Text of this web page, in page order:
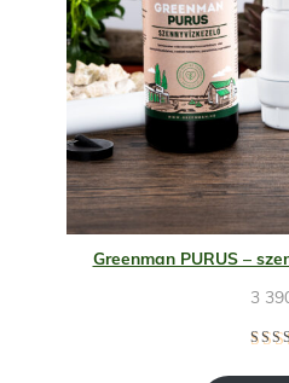
Greenman PURUS –
3